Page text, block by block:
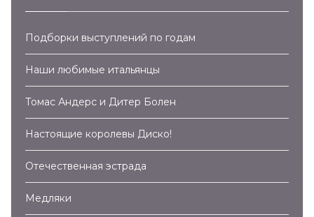
Подборки выступлений по годам
Наши любимые итальянцы
Томас Андерс и Дитер Болен
Настоящие королевы Диско!
Отечественная эстрада
Медляки